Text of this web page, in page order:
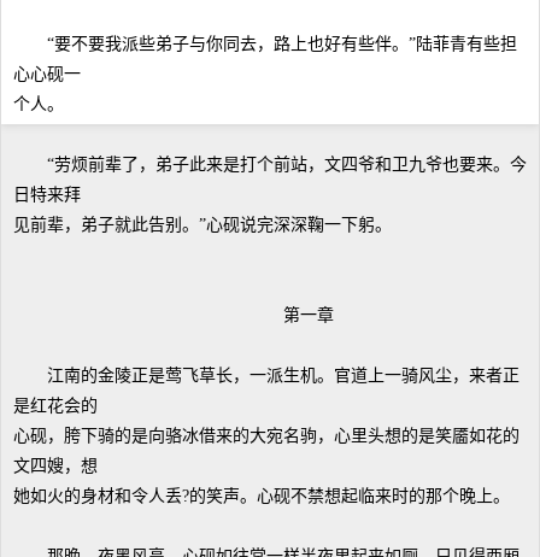
“要不要我派些弟子与你同去，路上也好有些伴。”陆菲青有些担
心心砚一
个人。
“劳烦前辈了，弟子此来是打个前站，文四爷和卫九爷也要来。今
日特来拜
见前辈，弟子就此告别。”心砚说完深深鞠一下躬。
第一章
江南的金陵正是莺飞草长，一派生机。官道上一骑风尘，来者正
是红花会的
心砚，胯下骑的是向骆冰借来的大宛名驹，心里头想的是笑靥如花的
文四嫂，想
她如火的身材和令人丢?的笑声。心砚不禁想起临来时的那个晚上。